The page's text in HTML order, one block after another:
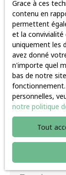
Pertinence
Trier par
179 000
Grace à ces
contenu en
permettent
et la
uniquement les
avez donné
n'importe quel
bas de notre
personnelles,
notre politique
Tout